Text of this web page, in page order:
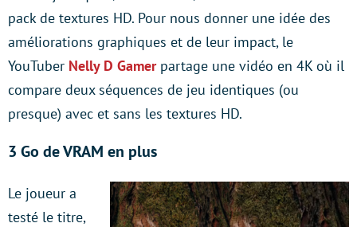
pack de textures HD. Pour nous donner une idée des
améliorations graphiques et de leur impact, le
YouTuber Nelly D Gamerpartage une vidéo en 4K où il
compare deux séquences de jeu identiques (ou
presque) avec et sans les textures HD.
3 Go de VRAM en plus
Le joueur a
testé le titre,